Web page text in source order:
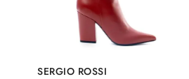
SERGIO ROSSI